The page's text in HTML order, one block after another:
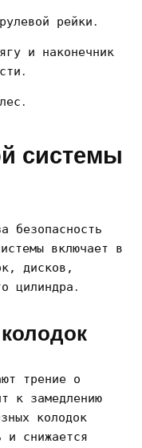
рейки․
и наконечник
системы
безопасность
включает в
дисков,
цилиндра․
трение о
к замедлению
колодок
и снижается